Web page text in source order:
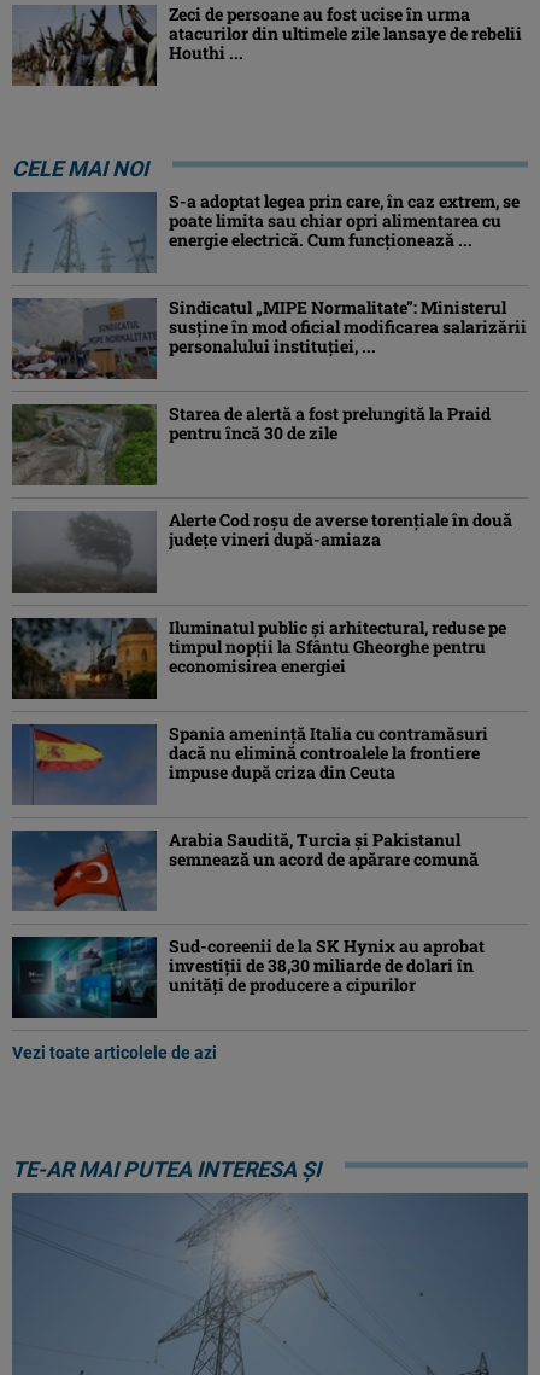
Zeci de persoane au fost ucise în urma
atacurilor din ultimele zile lansaye de rebelii
Houthi ...
CELE MAI NOI
S-a adoptat legea prin care, în caz extrem, se
poate limita sau chiar opri alimentarea cu
energie electrică. Cum funcționează ...
Sindicatul „MIPE Normalitate”: Ministerul
susține în mod oficial modificarea salarizării
personalului instituției, ...
Starea de alertă a fost prelungită la Praid
pentru încă 30 de zile
Alerte Cod roşu de averse torenţiale în două
județe vineri după-amiaza
Iluminatul public şi arhitectural, reduse pe
timpul nopţii la Sfântu Gheorghe pentru
economisirea energiei
Spania ameninţă Italia cu contramăsuri
dacă nu elimină controalele la frontiere
impuse după criza din Ceuta
Arabia Saudită, Turcia şi Pakistanul
semnează un acord de apărare comună
Sud-coreenii de la SK Hynix au aprobat
investiţii de 38,30 miliarde de dolari în
unităţi de producere a cipurilor
Vezi toate articolele de azi
TE-AR MAI PUTEA INTERESA ȘI